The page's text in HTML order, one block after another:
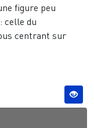
figure peu
celle du
centrant sur